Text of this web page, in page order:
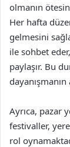
olmanın
Her hafta
gelmesini
ile sohbet
paylaşır. Bu
Ayrıca, pazar
festivaller,
rol